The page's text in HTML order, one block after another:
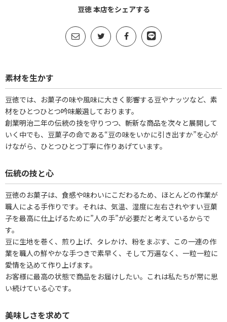
豆徳 本店をシェアする
素材を生かす
豆徳では、お菓子の味や風味に大きく影響する豆やナッツなど、素
材をひとつひとつ吟味厳選しております。
創業明治二年の伝統の技を守りつつ、斬新な商品を次々と展開して
いく中でも、豆菓子の命である“豆の味をいかに引き出すか”を心が
けながら、ひとつひとつ丁寧に作りあげています。
伝統の技と心
豆徳のお菓子は、食感や味わいにこだわるため、ほとんどの作業が
職人による手作りです。それは、気温、湿度に左右されやすい豆菓
子を最高に仕上げるために”人の手”が必要だと考えているからで
す。
豆に生地を巻く、煎り上げ、タレかけ、粉をまぶす、この一連の作
業を職人の鮮やかな手つきで素早く、そして万遍なく、一粒一粒に
愛情を込めて作り上げます。
お客様に最高の状態で商品をお届けしたい。これは私たちが常に思
い続けている心です。
美味しさを求めて